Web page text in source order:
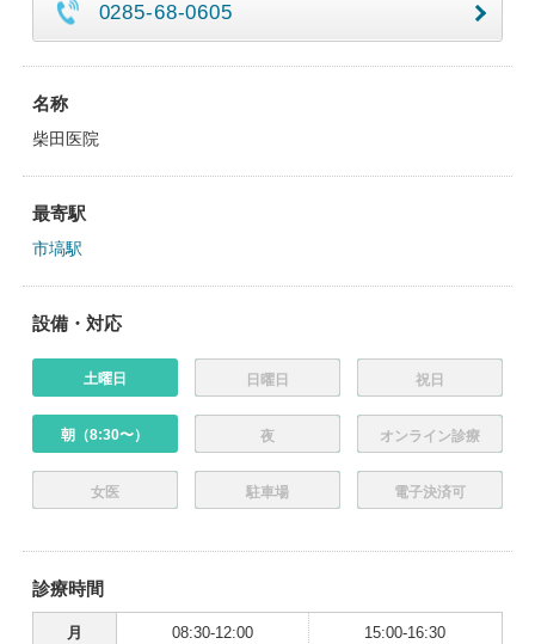
0285-68-0605
名称
柴田医院
最寄駅
市塙駅
設備・対応
土曜日 日曜日 祝日
朝（8:30〜） 夜 オンライン診療
女医 駐車場 電子決済可
診療時間
月 08:30-12:00 15:00-16:30